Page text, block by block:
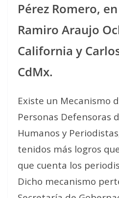
Pérez Romero,
Ramiro Araujo
California y
CdMx.
Existe un Mecanismo
Personas Defensoras
Humanos y
tenidos más logros
que cuenta los
Dicho mecanismo